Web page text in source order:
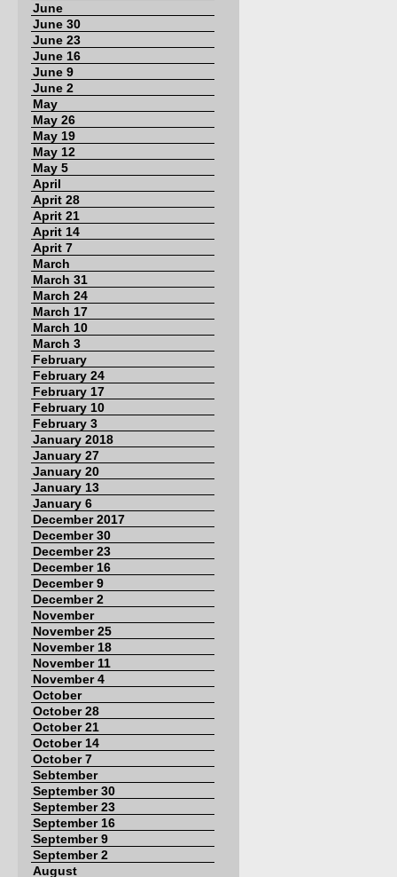
June
June 30
June 23
June 16
June 9
June 2
May
May 26
May 19
May 12
May 5
April
Aprit 28
Aprit 21
Aprit 14
Aprit 7
March
March 31
March 24
March 17
March 10
March 3
February
February 24
February 17
February 10
February 3
January 2018
January 27
January 20
January 13
January 6
December 2017
December 30
December 23
December 16
December 9
December 2
November
November 25
November 18
November 11
November 4
October
October 28
October 21
October 14
October 7
Sebtember
September 30
September 23
September 16
September 9
September 2
August